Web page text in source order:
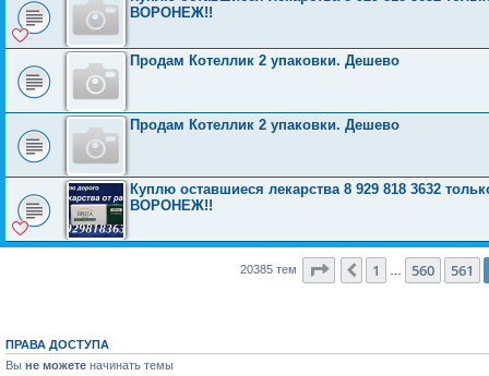
ВОРОНЕЖ!!
Продам Котеллик 2 упаковки. Дешево
Продам Котеллик 2 упаковки. Дешево
Куплю оставшиеся лекарства 8 929 818 3632
ВОРОНЕЖ!!
20385 тем Страница 562из 816
Пред.
1 560 561
ПРАВА ДОСТУПА
Вы не можете начинать темы